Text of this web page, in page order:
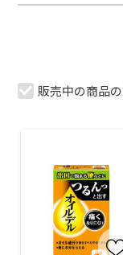
販売中の商品